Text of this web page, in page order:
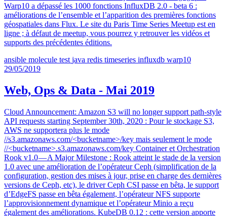
Warp10 a dépassé les 1000 fonctions InfluxDB 2.0 - beta 6 :
améliorations de l’ensemble et l’apparition des premières fonctions
géospatiales dans Flux. Le site du Paris Time Series Meetup est en
ligne ; à défaut de meetup, vous pourrez y retrouver les vidéos et
supports des précédentes éditions.
ansible molecule test java redis timeseries influxdb warp10
29/05/2019
Web, Ops & Data - Mai 2019
Cloud Announcement: Amazon S3 will no longer support path-style
API requests starting September 30th, 2020 : Pour le stockage S3,
AWS ne supportera plus le mode
//s3.amazonaws.com/<bucketname>/key mais seulement le mode
//<bucketname>.s3.amazonaws.com/key Container et Orchestration
Rook v1.0 — A Major Milestone : Rook atteint le stade de la version
1.0 avec une amélioration de l’opérateur Ceph (simplification de la
configuration, gestion des mises à jour, prise en charge des dernières
versions de Ceph, etc), le driver Ceph CSI passe en bêta, le support
d’EdgeFS passe en bêta également, l’opérateur NFS supporte
l’approvisionnement dynamique et l’opérateur Minio a reçu
également des améliorations. KubeDB 0.12 : cette version apporte